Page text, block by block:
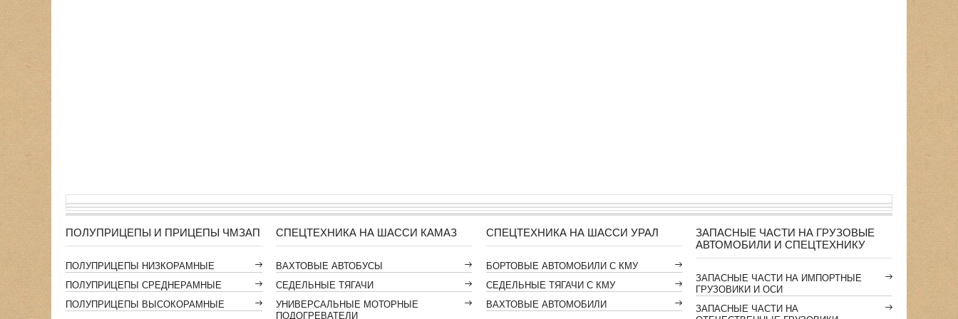
ПОЛУПРИЦЕПЫ И ПРИЦЕПЫ ЧМЗАП
ПОЛУПРИЦЕПЫ НИЗКОРАМНЫЕ
ПОЛУПРИЦЕПЫ СРЕДНЕРАМНЫЕ
ПОЛУПРИЦЕПЫ ВЫСОКОРАМНЫЕ
СПЕЦТЕХНИКА НА ШАССИ КАМАЗ
ВАХТОВЫЕ АВТОБУСЫ
СЕДЕЛЬНЫЕ ТЯГАЧИ
УНИВЕРСАЛЬНЫЕ МОТОРНЫЕ
ПОДОГРЕВАТЕЛИ
СПЕЦТЕХНИКА НА ШАССИ УРАЛ
БОРТОВЫЕ АВТОМОБИЛИ С КМУ
СЕДЕЛЬНЫЕ ТЯГАЧИ С КМУ
ВАХТОВЫЕ АВТОМОБИЛИ
ЗАПАСНЫЕ ЧАСТИ НА ГРУЗОВЫЕ
АВТОМОБИЛИ И СПЕЦТЕХНИКУ
ЗАПАСНЫЕ ЧАСТИ НА ИМПОРТНЫЕ
ГРУЗОВИКИ И ОСИ
ЗАПАСНЫЕ ЧАСТИ НА